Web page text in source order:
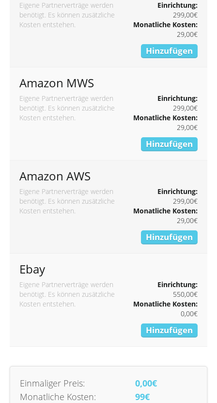
Eigene Partnerverträge werden
benötigt. Es können zusätzliche
Kosten entstehen.
Einrichtung:
299,00€
Monatliche Kosten:
29,00€
Hinzufügen
Amazon MWS
Eigene Partnerverträge werden
benötigt. Es können zusätzliche
Kosten entstehen.
Einrichtung:
299,00€
Monatliche Kosten:
29,00€
Hinzufügen
Amazon AWS
Eigene Partnerverträge werden
benötigt. Es können zusätzliche
Kosten entstehen.
Einrichtung:
299,00€
Monatliche Kosten:
29,00€
Hinzufügen
Ebay
Eigene Partnerverträge werden
benötigt. Es können zusätzliche
Kosten entstehen.
Einrichtung:
550,00€
Monatliche Kosten:
0,00€
Hinzufügen
Einmaliger Preis:
0,00€
Monatliche Kosten:
99€